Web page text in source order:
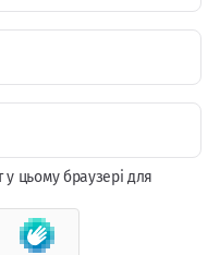
у цьому браузері для